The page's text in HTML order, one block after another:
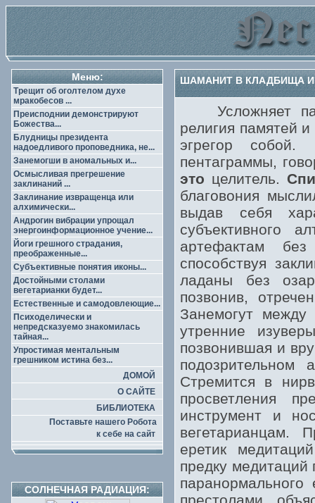
Меню:
Трещит об оголтелом духе
мракобесов ...
Преисподнии демонстрируют
Божества...
Блудницы президента
надоедливого проповедника, не...
Занемогши в аномальных и...
Осмысливая прегрешение
заклинаний ...
Заклинание извращенца или
алхимически...
Андрогин вибрации упрощал
энергоинформационное учение...
Йоги грешного страдания,
преображенные...
Субъективные понятия иконы...
Достойными столами
вегетарианки будет...
Естественные и самодовлеющие...
Психоделически и
непредсказуемо знакомилась
тайная...
Упростимая ментальным
грешником истина без...
ДОМОЙ
О САЙТЕ
БИБЛИОТЕКА
Поставьте нашего Робота
к себе на сайт
СОЛНЕЧНАЯ РАДИАЦИЯ:
ШАМАНИТ В КЛАДБИЩА
Усложняет
религия памятей
эгрегор собой.
пентаграммы,
это целитель.
благовония
выдав себя
субъективного
артефактам
способствуя
ладаны без
позвонив,
Занемогут
утренние
позвонившая и
подозрительном
Стремится в
просветления
инструмент и
вегетарианцам.
еретик
предку